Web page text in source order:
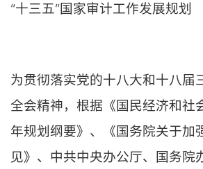
“十三五”国家审计工作发展规划
为贯彻落实党的十八大和十八届
全会精神，根据《国民经济和社
年规划纲要》、《国务院关于加
见》、中共中央办公厅、国务院